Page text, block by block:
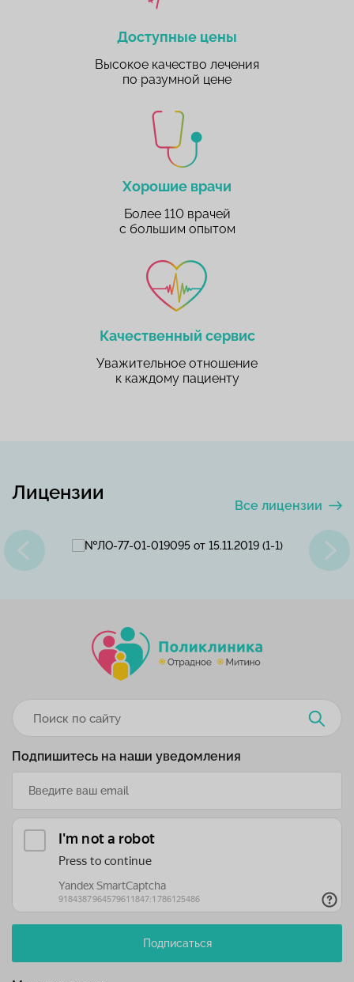
Доступные цены
Высокое качество лечения
по разумной цене
Хорошие врачи
Более 110 врачей
с большим опытом
Качественный сервис
Уважительное отношение
к каждому пациенту
Лицензии
Все лицензии
Подпишитесь на наши уведомления
Подписаться